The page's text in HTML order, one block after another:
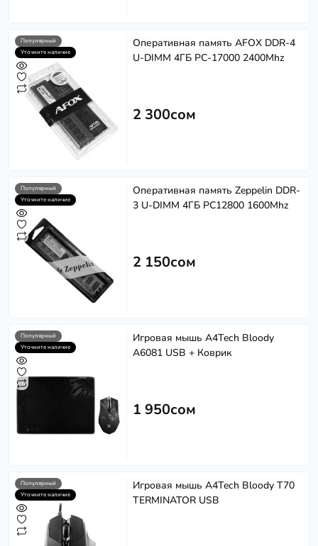
Популярный
Уточните наличие
Оперативная память AFOX DDR-4
U-DIMM 4ГБ PC-17000 2400Mhz
2 300сом
Популярный
Уточните наличие
Оперативная память Zeppelin DDR-
3 U-DIMM 4ГБ PC12800 1600Mhz
2 150сом
Популярный
Уточните наличие
Игровая мышь A4Tech Bloody
A6081 USB + Коврик
1 950сом
Популярный
Уточните наличие
Игровая мышь A4Tech Bloody T70
TERMINATOR USB